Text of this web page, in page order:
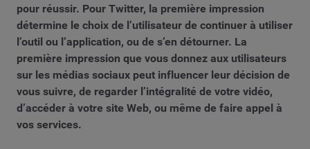
pour réussir. Pour Twitter, la première impression
détermine le choix de l’utilisateur de continuer à utiliser
l’outil ou l’application, ou de s’en détourner. La
première impression que vous donnez aux utilisateurs
sur les médias sociaux peut influencer leur décision de
vous suivre, de regarder l’intégralité de votre vidéo,
d’accéder à votre site Web, ou même de faire appel à
vos services.